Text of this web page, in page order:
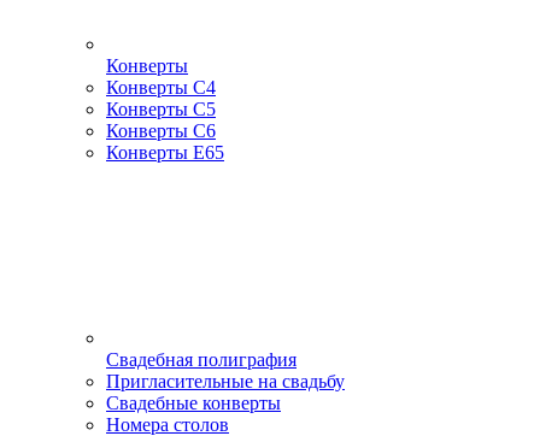
Конверты
Конверты С4
Конверты С5
Конверты С6
Конверты Е65
Свадебная полиграфия
Пригласительные на свадьбу
Свадебные конверты
Номера столов